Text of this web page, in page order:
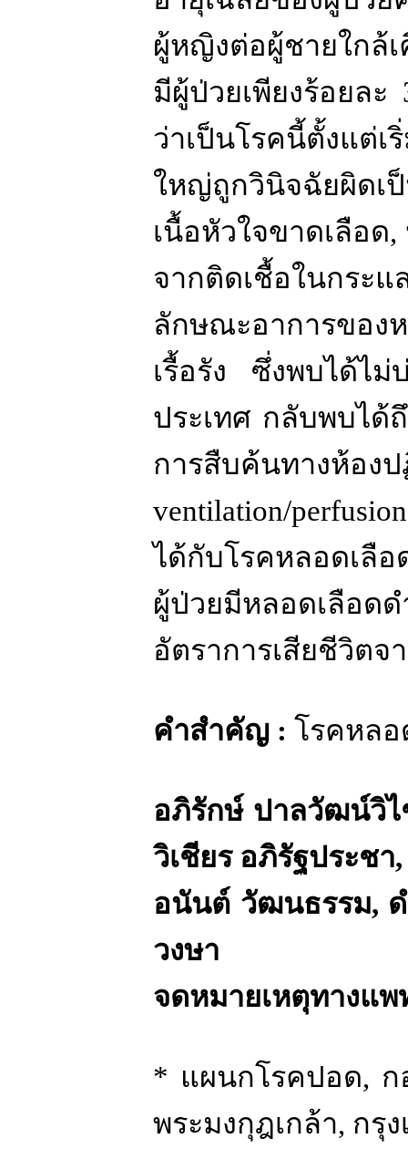
ผู้หญิงต่อผู้ชายใกล้
มีผู้ป่วยเพียงร้อยละ
ว่าเป็นโรคนี้ตั้งแต่
ใหญ่ถูกวินิจฉัยผิดเ
เนื้อหัวใจขาดเลือด,
จากติดเชื้อในกระ
ลักษณะอาการของ
เรื้อรัง ซึ่งพบได้ไม่
ประเทศ กลับพบได้
การสืบค้นทางห้อง
ventilation/
ได้กับโรคหลอดเลื
ผู้ป่วยมีหลอดเลื
อัตราการเสียชีวิตจ
คำสำคัญ : โรคหล
อภิรักษ์ ปาลวัฒน์วิ
วิเชียร อภิรัฐประชา,
อนันต์ วัฒนธรรม,
วงษา
จดหมายเหตุทางแ
* แผนกโรคปอด, ก
พระมงกุฎเกล้า, กรุ